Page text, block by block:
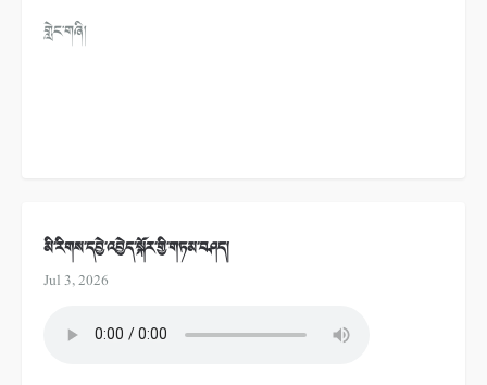
གླེང་གཞི།
མི་རིགས་དབྱེ་འབྱེད་སྐོར་གྱི་གཏམ་བཤད།
Jul 3, 2026